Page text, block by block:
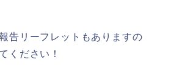
告リーフレットもありますの
ください！